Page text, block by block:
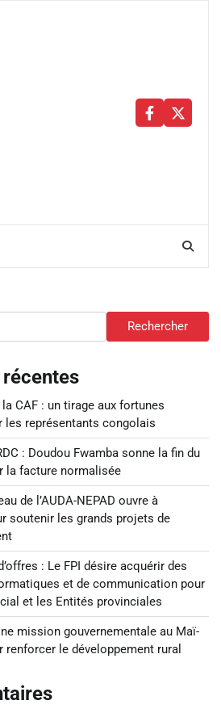
Facebbok
X
Rechercher
CAF : un tirage aux fortunes
les représentants congolais
: Doudou Fwamba sonne la fin du
la facture normalisée
de l’AUDA-NEPAD ouvre à
soutenir les grands projets de
: Le FPI désire acquérir des
et de communication pour
et les Entités provinciales
mission gouvernementale au Maï-
renforcer le développement rural